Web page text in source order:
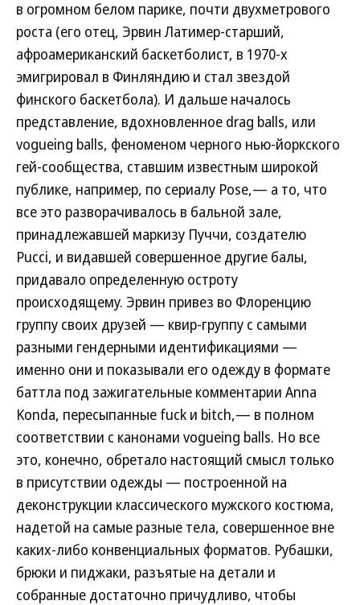
в огромном белом парике, почти двухметрового
роста (его отец, Эрвин Латимер-старший,
афроамериканский баскетболист, в 1970-х
эмигрировал в Финляндию и стал звездой
финского баскетбола). И дальше началось
представление, вдохновленное drag balls, или
vogueing balls, феноменом черного нью-йоркского
гей-сообщества, ставшим известным широкой
публике, например, по сериалу Pose,— а то, что
все это разворачивалось в бальной зале,
принадлежавшей маркизу Пуччи, создателю
Pucci, и видавшей совершенное другие балы,
придавало определенную остроту
происходящему. Эрвин привез во Флоренцию
группу своих друзей — квир-группу с самыми
разными гендерными идентификациями —
именно они и показывали его одежду в формате
баттла под зажигательные комментарии Anna
Konda, пересыпанные fuck и bitch,— в полном
соответствии с канонами vogueing balls. Но все
это, конечно, обретало настоящий смысл только
в присутствии одежды — построенной на
деконструкции классического мужского костюма,
надетой на самые разные тела, совершенное вне
каких-либо конвенциальных форматов. Рубашки,
брюки и пиджаки, разъятые на детали и
собранные достаточно причудливо, чтобы